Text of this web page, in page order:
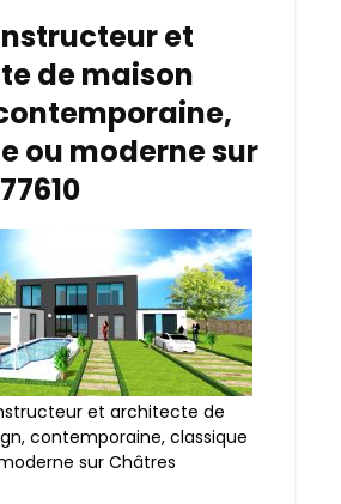
et
de maison
ou moderne sur
et architecte de
contemporaine, classique
sur Châtres